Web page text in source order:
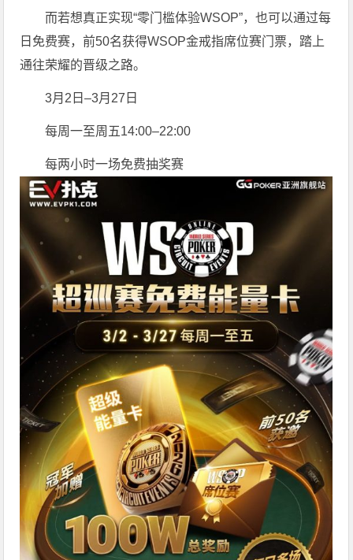
而若想真正实现“零门槛体验WSOP”，也可以通过每
日免费赛，前50名获得WSOP金戒指席位赛门票，踏上
通往荣耀的晋级之路。
3月2日–3月27日
每周一至周五14:00–22:00
每两小时一场免费抽奖赛